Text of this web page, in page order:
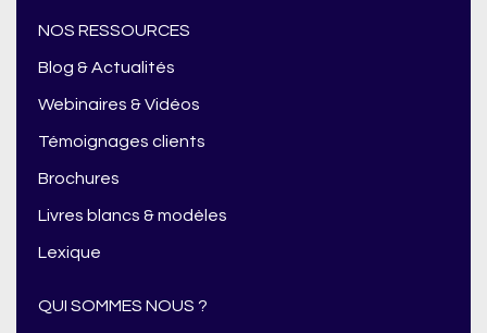
NOS RESSOURCES
Blog & Actualités
Webinaires & Vidéos
Témoignages clients
Brochures
Livres blancs & modèles
Lexique
QUI SOMMES NOUS ?